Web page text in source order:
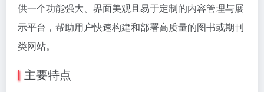
供一个功能强大、界面美观且易于定制的内容管理与展
示平台，帮助用户快速构建和部署高质量的图书或期刊
类网站。
主要特点